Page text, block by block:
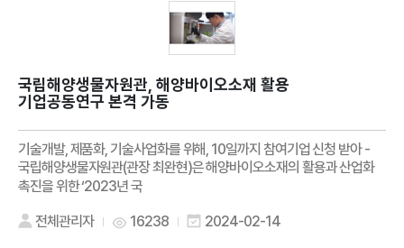
국립해양생물자원관, 해양바이오소재 활용
기업공동연구 본격 가동
기술개발, 제품화, 기술사업화를 위해, 10일까지 참여기업 신청 받아 -
국립해양생물자원관(관장 최완현)은 해양바이오소재의 활용과 산업화
촉진을 위한 ‘2023년 국
전체관리자 16238 2024-02-14